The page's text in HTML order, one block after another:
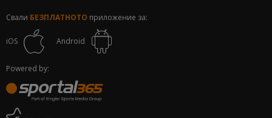
Свали БЕЗПЛАТНОТО приложение за:
iOS Android
Powered by: